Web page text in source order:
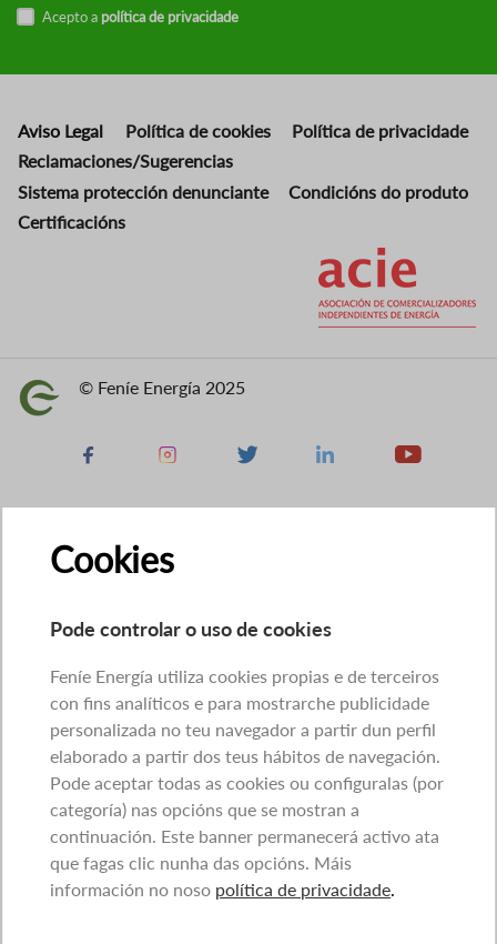
Acepto a política de privacidade
Aviso Legal Política de cookies
Política de privacidade
Reclamaciones/Sugerencias
Sistema protección denunciante
Condicións do produto
Certificacións
Imaxe © Feníe Energía 2025
Facebook Instagram X Linkedin Youtube
Cookies
Pode controlar o uso de cookies
Feníe Energía utiliza cookies propias e de terceiros
con fins analíticos e para mostrarche publicidade
personalizada no teu navegador a partir dun perfil
elaborado a partir dos teus hábitos de navegación.
Pode aceptar todas as cookies ou configuralas (por
categoría) nas opcións que se mostran a
continuación. Este banner permanecerá activo ata
que fagas clic nunha das opcións. Máis
información no noso política de privacidade